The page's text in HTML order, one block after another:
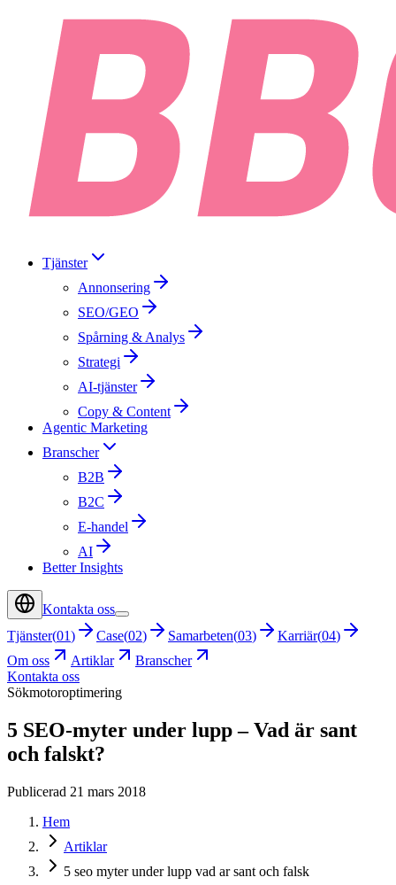
Tjänster
Annonsering
SEO/GEO
Spårning & Analys
Strategi
AI-tjänster
Copy & Content
Agentic Marketing
Branscher
B2B
B2C
E-handel
AI
Better Insights
Kontakta oss
Tjänster(01) Case(02) Samarbeten(03) Karriär(04)
Om oss
Artiklar
Branscher
Kontakta oss
Sökmotoroptimering
5 SEO-myter under lupp – Vad är sant
och falskt?
Publicerad 21 mars 2018
Hem
Artiklar
5 seo myter under lupp vad ar sant och falsk